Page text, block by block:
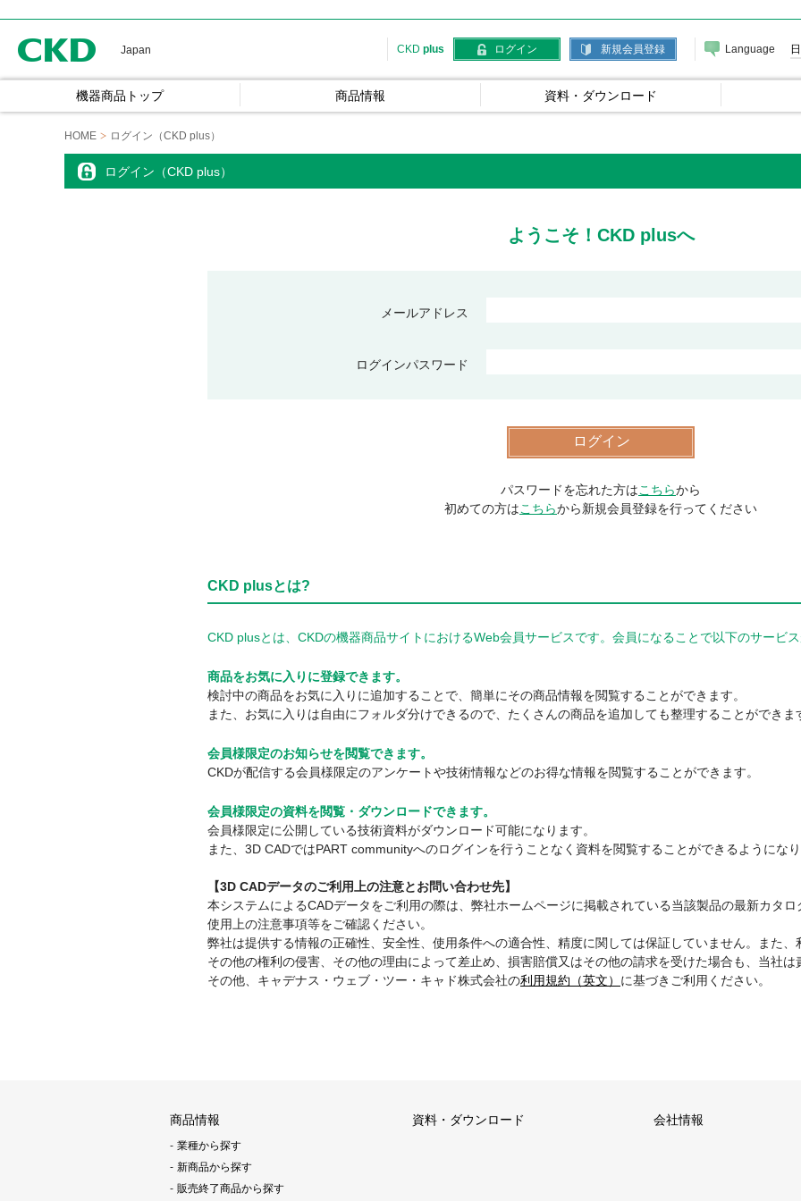
Japan CKD plus ログイン 新規会員登録 Language
機器商品トップ 商品情報 資料・ダウンロード
HOME ログイン（CKD plus）
ログイン（CKD plus）
ようこそ！CKD plusへ
メールアドレス
ログインパスワード
パスワードを忘れた方はこちらから
初めての方はこちらから新規会員登録を行ってください
CKD plusとは?
CKD plusとは、CKDの機器商品サイトにおけるWeb会員サービスです。会員になることで以下のサービス
商品をお気に入りに登録できます。
検討中の商品をお気に入りに追加することで、簡単にその商品情報を閲覧することができます。
また、お気に入りは自由にフォルダ分けできるので、たくさんの商品を追加しても整理することができま
会員様限定のお知らせを閲覧できます。
CKDが配信する会員様限定のアンケートや技術情報などのお得な情報を閲覧することができます。
会員様限定の資料を閲覧・ダウンロードできます。
会員様限定に公開している技術資料がダウンロード可能になります。
また、3D CADではPART communityへのログインを行うことなく資料を閲覧することができるようになり
【3D CADデータのご利用上の注意とお問い合わせ先】
本システムによるCADデータをご利用の際は、弊社ホームページに掲載されている当該製品の最新カタロ
使用上の注意事項等をご確認ください。
弊社は提供する情報の正確性、安全性、使用条件への適合性、精度に関しては保証していません。また
その他の権利の侵害、その他の理由によって差止め、損害賠償又はその他の請求を受けた場合も、当社は
その他、キャデナス・ウェブ・ツー・キャド株式会社の利用規約（英文） に基づきご利用ください。
商品情報
業種から探す
新商品から探す
販売終了商品から探す
資料・ダウンロード 会社情報